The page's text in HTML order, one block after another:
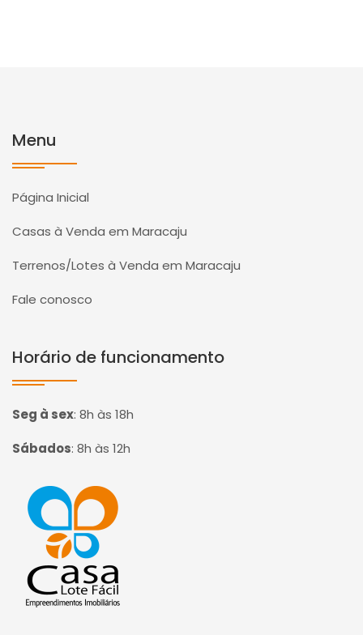
Menu
Página Inicial
Casas à Venda em Maracaju
Terrenos/Lotes à Venda em Maracaju
Fale conosco
Horário de funcionamento
Seg à sex: 8h às 18h
Sábados: 8h às 12h
Página inicial